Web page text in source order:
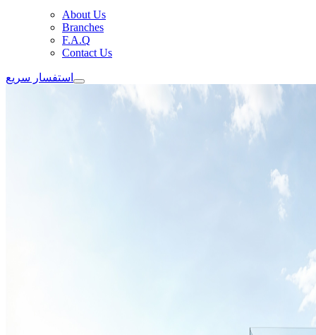
About Us
Branches
F.A.Q
Contact Us
استفسار سريع